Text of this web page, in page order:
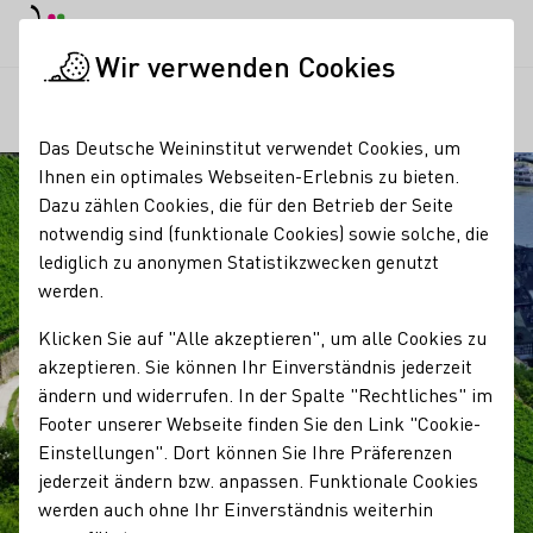
Wir verwenden Cookies
Das Deutsche Weininstitut verwendet Cookies, um
Ihnen ein optimales Webseiten-Erlebnis zu bieten.
Dazu zählen Cookies, die für den Betrieb der Seite
notwendig sind (funktionale Cookies) sowie solche, die
lediglich zu anonymen Statistikzwecken genutzt
werden.
Klicken Sie auf "Alle akzeptieren", um alle Cookies zu
akzeptieren. Sie können Ihr Einverständnis jederzeit
ändern und widerrufen. In der Spalte "Rechtliches" im
Footer unserer Webseite finden Sie den Link "Cookie-
Einstellungen". Dort können Sie Ihre Präferenzen
jederzeit ändern bzw. anpassen. Funktionale Cookies
werden auch ohne Ihr Einverständnis weiterhin